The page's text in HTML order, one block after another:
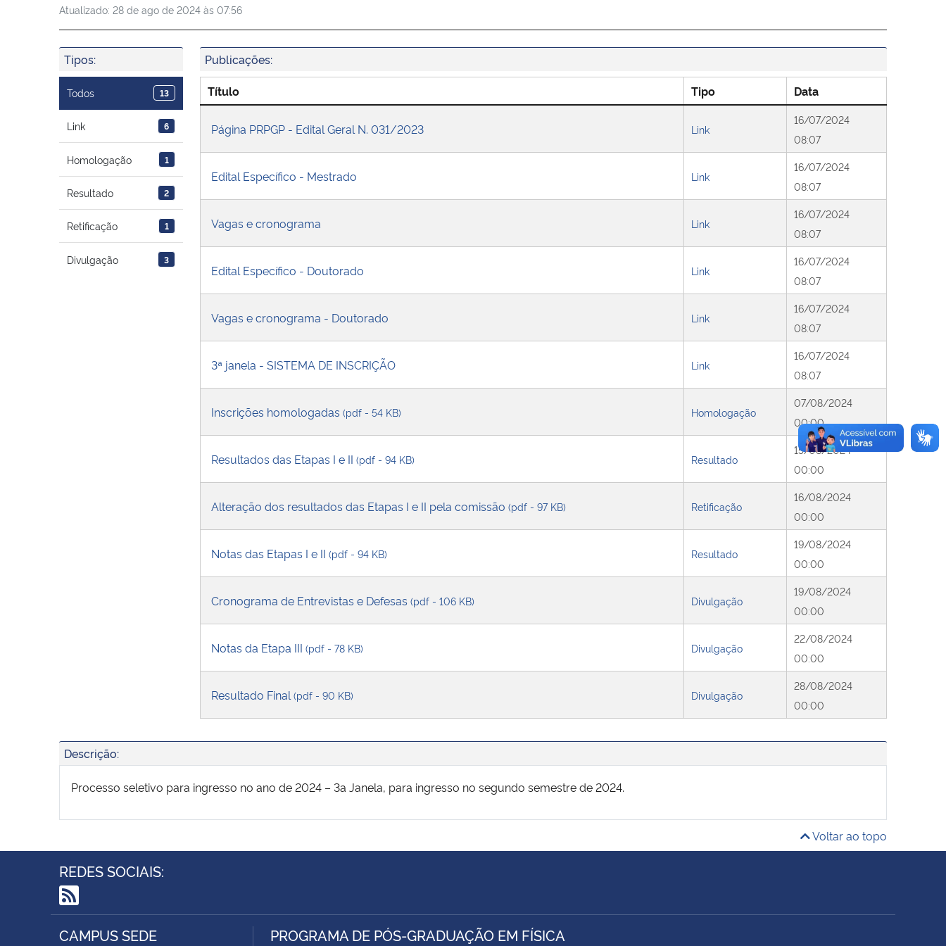
Atualizado: 28 de ago de 2024 às 07:56
Tipos:
Todos 13
Link 6
Homologação 1
Resultado 2
Retificação 1
Divulgação 3
Publicações:
Título Tipo Data
Página PRPGP - Edital Geral N. 031/2023 Link
16/07/2024
08:07
Edital Específico - Mestrado Link
16/07/2024
08:07
Vagas e cronograma Link
16/07/2024
08:07
Edital Específico - Doutorado Link
16/07/2024
08:07
Vagas e cronograma - Doutorado Link
16/07/2024
08:07
3ª janela - SISTEMA DE INSCRIÇÃO Link
16/07/2024
08:07
Inscrições homologadas (pdf - 54 KB) Homologação
07/08/2024
00:00
Resultados das Etapas I e II (pdf - 94 KB) Resultado
15/08/2024
00:00
Alteração dos resultados das Etapas I e II pela comissão (pdf - 97 KB) Retificação
16/08/2024
00:00
Notas das Etapas I e II (pdf - 94 KB) Resultado
19/08/2024
00:00
Cronograma de Entrevistas e Defesas (pdf - 106 KB) Divulgação
19/08/2024
00:00
Notas da Etapa III (pdf - 78 KB) Divulgação
22/08/2024
00:00
Resultado Final (pdf - 90 KB) Divulgação
28/08/2024
00:00
Descrição:
Processo seletivo para ingresso no ano de 2024 – 3a Janela, para ingresso no segundo semestre de 2024.
Voltar ao topo
REDES SOCIAIS:
RSS
CAMPUS SEDE PROGRAMA DE PÓS-GRADUAÇÃO EM FÍSICA